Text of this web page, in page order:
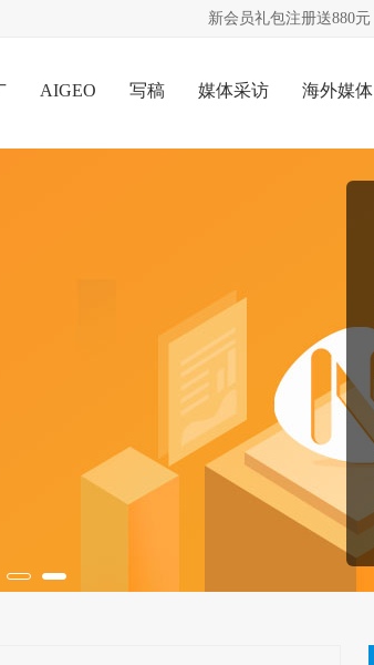
新会员礼包注册送880元
AIGEO 写稿 媒体采访 海外媒体